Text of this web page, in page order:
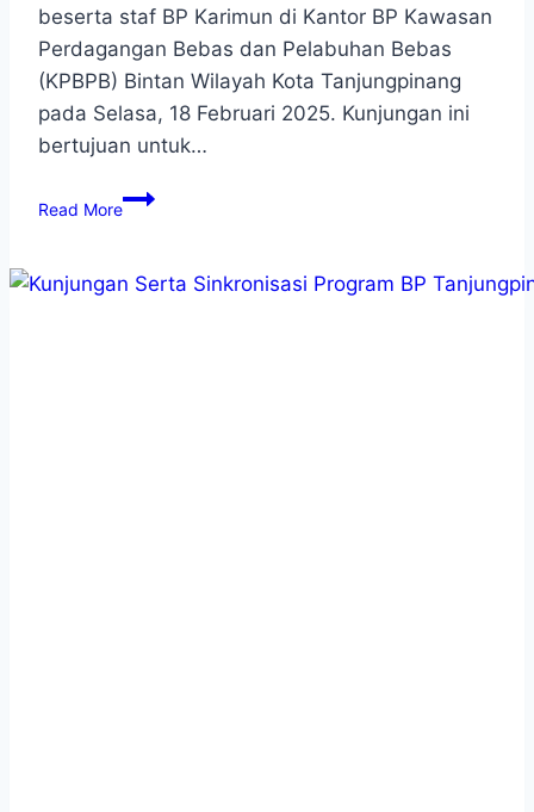
beserta staf BP Karimun di Kantor BP Kawasan
Perdagangan Bebas dan Pelabuhan Bebas
(KPBPB) Bintan Wilayah Kota Tanjungpinang
pada Selasa, 18 Februari 2025. Kunjungan ini
bertujuan untuk…
Read More